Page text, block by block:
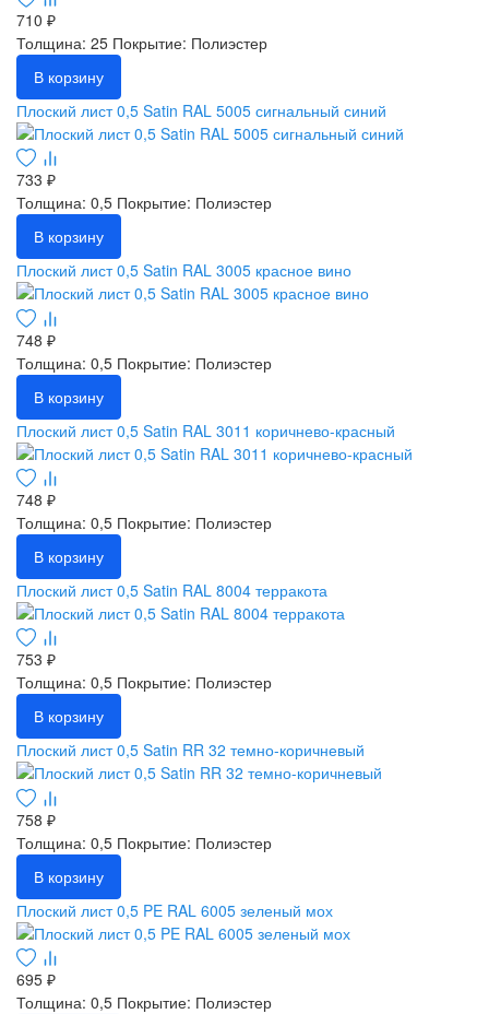
710 ₽
Толщина: 25 Покрытие: Полиэстер
В корзину
Плоский лист 0,5 Satin RAL 5005 сигнальный синий
733 ₽
Толщина: 0,5 Покрытие: Полиэстер
В корзину
Плоский лист 0,5 Satin RAL 3005 красное вино
748 ₽
Толщина: 0,5 Покрытие: Полиэстер
В корзину
Плоский лист 0,5 Satin RAL 3011 коричнево-красный
748 ₽
Толщина: 0,5 Покрытие: Полиэстер
В корзину
Плоский лист 0,5 Satin RAL 8004 терракота
753 ₽
Толщина: 0,5 Покрытие: Полиэстер
В корзину
Плоский лист 0,5 Satin RR 32 темно-коричневый
758 ₽
Толщина: 0,5 Покрытие: Полиэстер
В корзину
Плоский лист 0,5 PE RAL 6005 зеленый мох
695 ₽
Толщина: 0,5 Покрытие: Полиэстер